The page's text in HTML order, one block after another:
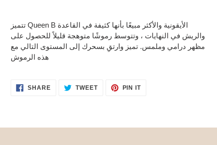
to
your
cart
تتميز Queen B الأيقونية والأكثر مبيعًا بأنها كثيفة في القاعدة
والريش في النهايات ، وتتوسط رموشًا متوهجة قليلاً للحصول على
مظهر درامي وملمس. تميز وارتقِ بسحرك إلى المستوى التالي مع
هذه الرموش
SHARESHARE TWEETTWEET
PIN ITPIN